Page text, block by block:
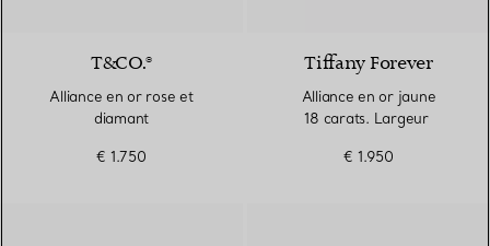
T&CO.®
Alliance en or rose et
diamant
€ 1.750
Tiffany Forever
Alliance en or jaune
18 carats. Largeur
€ 1.950